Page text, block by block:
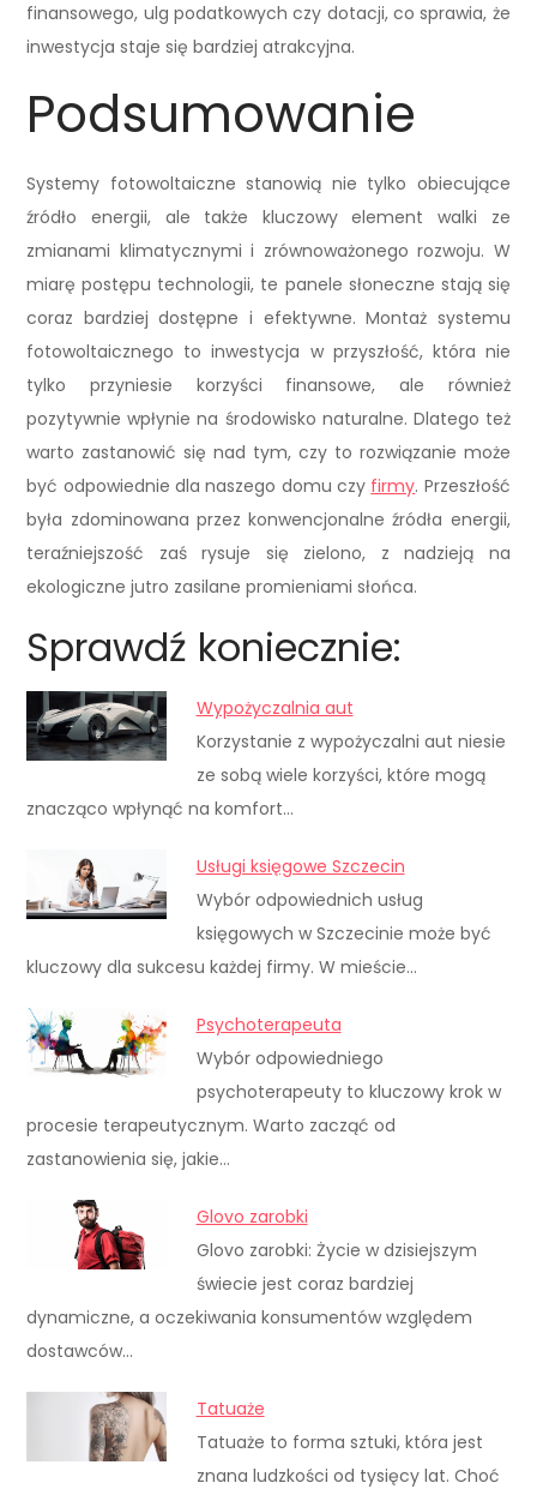
finansowego, ulg podatkowych czy dotacji, co sprawia, że
inwestycja staje się bardziej atrakcyjna.
Podsumowanie
Systemy fotowoltaiczne stanowią nie tylko obiecujące
źródło energii, ale także kluczowy element walki ze
zmianami klimatycznymi i zrównoważonego rozwoju. W
miarę postępu technologii, te panele słoneczne stają się
coraz bardziej dostępne i efektywne. Montaż systemu
fotowoltaicznego to inwestycja w przyszłość, która nie
tylko przyniesie korzyści finansowe, ale również
pozytywnie wpłynie na środowisko naturalne. Dlatego też
warto zastanowić się nad tym, czy to rozwiązanie może
być odpowiednie dla naszego domu czy firmy. Przeszłość
była zdominowana przez konwencjonalne źródła energii,
teraźniejszość zaś rysuje się zielono, z nadzieją na
ekologiczne jutro zasilane promieniami słońca.
Sprawdź koniecznie:
Wypożyczalnia aut
Korzystanie z wypożyczalni aut niesie
ze sobą wiele korzyści, które mogą
znacząco wpłynąć na komfort…
Usługi księgowe Szczecin
Wybór odpowiednich usług
księgowych w Szczecinie może być
kluczowy dla sukcesu każdej firmy. W mieście…
Psychoterapeuta
Wybór odpowiedniego
psychoterapeuty to kluczowy krok w
procesie terapeutycznym. Warto zacząć od
zastanowienia się, jakie…
Glovo zarobki
Glovo zarobki: Życie w dzisiejszym
świecie jest coraz bardziej
dynamiczne, a oczekiwania konsumentów względem
dostawców…
Tatuaże
Tatuaże to forma sztuki, która jest
znana ludzkości od tysięcy lat. Choć